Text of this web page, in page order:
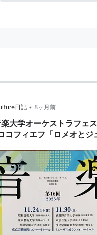
市に桐朋学園大学院大学
日記 • 8ヶ月前
大学オーケストラフェ
コフィエフ「ロメオとジ
藝大）、ブラームス「ピ
（桐朋学園）